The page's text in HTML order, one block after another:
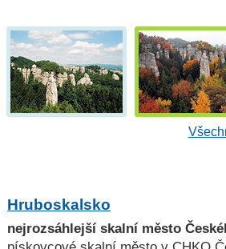
Hruboskalsko
nejrozsáhlejší skalní město